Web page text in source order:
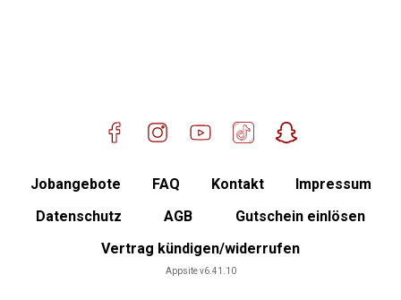
Mitgliederbereich
Jobangebote FAQ Kontakt
Impressum
Datenschutz
AGB
Gutschein einlösen
Vertrag kündigen/widerrufen
Appsite v6.41.10